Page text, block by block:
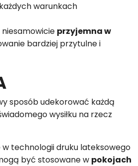
warunkach
przyjemna w
bardziej przytulne i
sposób udekorować każdą
wysiłku na rzecz
technologii druku lateksowego
być stosowane w pokojach